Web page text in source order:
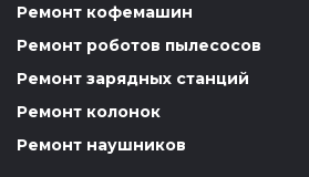
Ремонт кофемашин
Ремонт роботов пылесосов
Ремонт зарядных станций
Ремонт колонок
Ремонт наушников